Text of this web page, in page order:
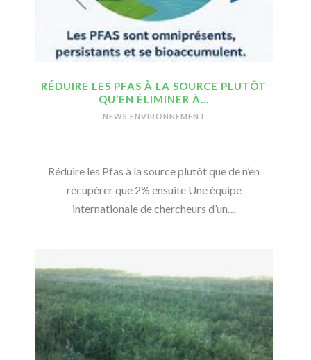
RÉDUIRE LES PFAS À LA SOURCE PLUTÔT
QU’EN ÉLIMINER À…
NEWS ENVIRONNEMENT
Réduire les Pfas à la source plutôt que de n’en
récupérer que 2% ensuite Une équipe
internationale de chercheurs d’un…